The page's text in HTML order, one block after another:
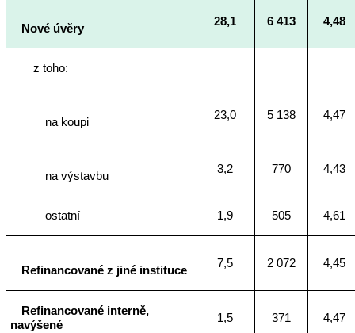
Nové úvěry
28,1 6 413 4,48
z toho:
na koupi
23,0 5 138 4,47
na výstavbu
3,2 770 4,43
ostatní 1,9 505 4,61
Refinancované z jiné instituce
7,5 2 072 4,45
Refinancované interně,
navýšené
1,5 371 4,47